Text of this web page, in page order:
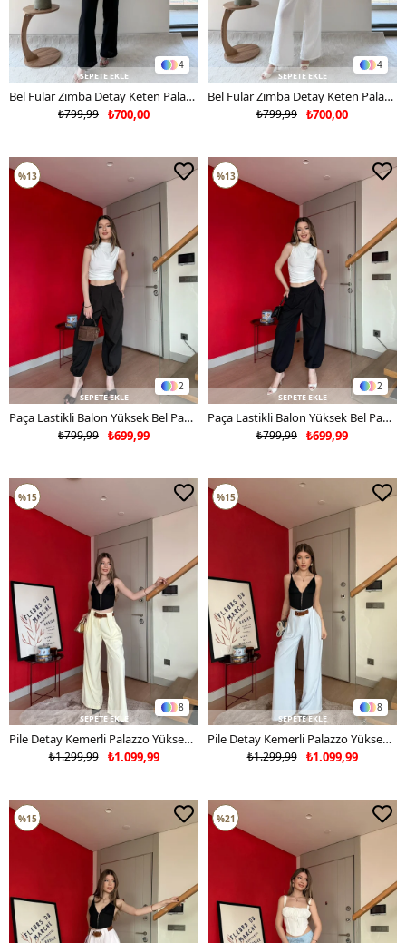
4
SEPETE EKLE
Bel Fular Zımba Detay Keten Palazzo Pantolon Siyah 2229
₺700,00
₺799,99
4
SEPETE EKLE
Bel Fular Zımba Detay Keten Palazzo Pantolon Beyaz 2229
₺700,00
₺799,99
2
SEPETE EKLE
Paça Lastikli Balon Yüksek Bel Pantolon Acı Kahve 2203
₺699,99
₺799,99
%13
2
SEPETE EKLE
Paça Lastikli Balon Yüksek Bel Pantolon Siyah 2203
₺699,99
₺799,99
%13
8
SEPETE EKLE
Pile Detay Kemerli Palazzo Yüksek Bel Pantolon Sarı 2081
₺1.099,99
₺1.299,99
%15
8
SEPETE EKLE
Pile Detay Kemerli Palazzo Yüksek Bel Pantolon Mavi 2081
₺1.099,99
₺1.299,99
%15
%15 %21